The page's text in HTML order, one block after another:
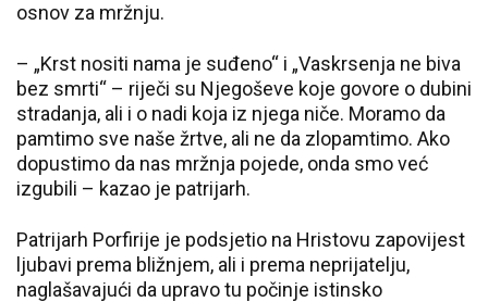
osnov za mržnju.
– „Krst nositi nama je suđeno“ i „Vaskrsenja ne biva
bez smrti“ – riječi su Njegoševe koje govore o dubini
stradanja, ali i o nadi koja iz njega niče. Moramo da
pamtimo sve naše žrtve, ali ne da zlopamtimo. Ako
dopustimo da nas mržnja pojede, onda smo već
izgubili – kazao je patrijarh.
Patrijarh Porfirije je podsjetio na Hristovu zapovijest
ljubavi prema bližnjem, ali i prema neprijatelju,
naglašavajući da upravo tu počinje istinsko